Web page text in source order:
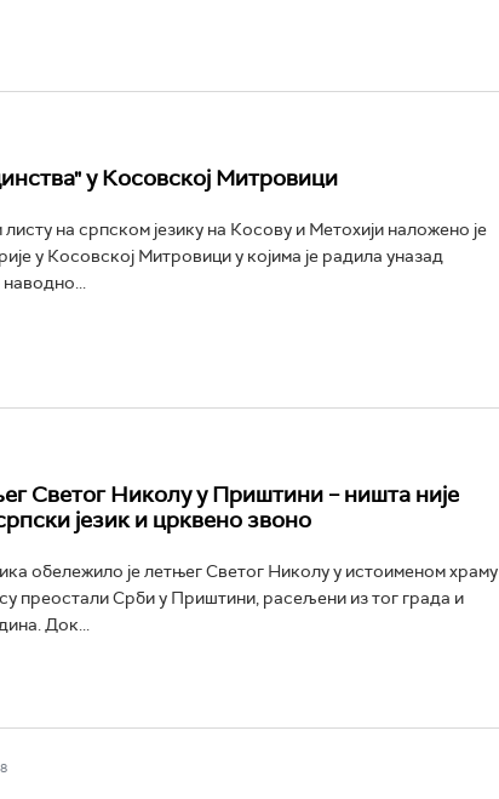
у Косовској Митровици
на српском језику на Косову и Метохији наложено је
у Косовској Митровици у којима је радила уназад
наводно...
Светог Николу у Приштини – ништа није
језик и црквено звоно
обележило је летњег Светог Николу у истоименом храму
преостали Срби у Приштини, расељени из тог града и
Док...